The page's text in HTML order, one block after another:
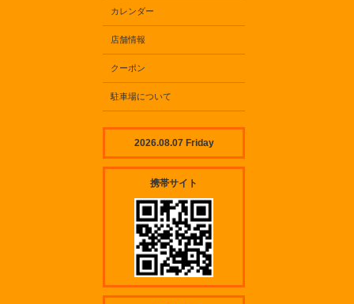
カレンダー
店舗情報
クーポン
駐車場について
2026.08.07 Friday
携帯サイト